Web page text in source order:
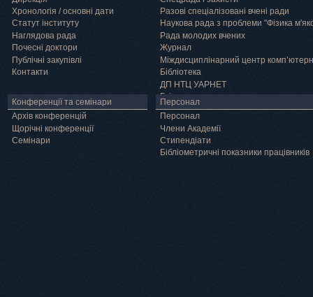
Хронологія / основні дати
Статут інституту
Наглядова рада
Почесні доктори
Публічні закупівлі
Контакти
Разові спеціалізовані вчені ради
Наукова рада з проблеми "Фізика
Рада молодих вчених
Журнал
Міждисциплінарний центр
Бібліотека
ДП НТЦ УАРНЕТ
Грід
Конференції та семінари
Архів конференцій
Щорічні конференції
Семінари
Персонал
Персонал
Члени Академії
Cтипендіати
Бібліометричні показники працівників